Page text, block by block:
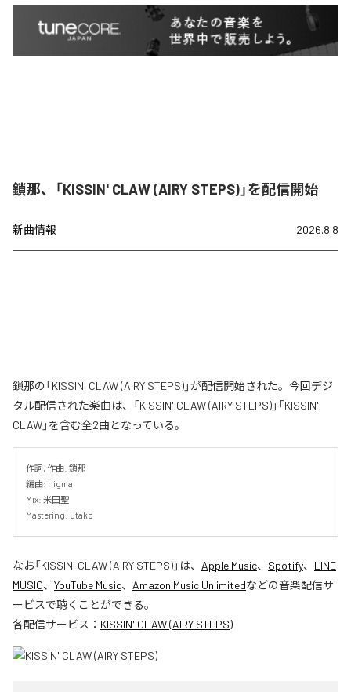
鎖那、「KISSIN' CLAW (AIRY STEPS)」を配信開始
新曲情報 2026.8.8
鎖那の「KISSIN' CLAW (AIRY STEPS)」が配信開始された。今回デジ
タル配信された楽曲は、「KISSIN' CLAW (AIRY STEPS)」「KISSIN'
CLAW」を含む全2曲となっている。
作詞, 作曲: 鎖那
編曲: higma
Mix: 米田聖
Mastering: utako
なお「KISSIN' CLAW (AIRY STEPS)」は、 Apple Music、 Spotify、 LINE
MUSIC、 YouTube Music、 Amazon Music Unlimitedなどの音楽配信サ
ービスで聴くことができる。
各配信サービス： KISSIN' CLAW (AIRY STEPS)